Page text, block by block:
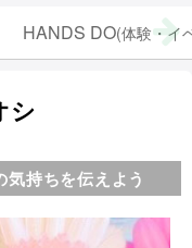
HANDS DO(体験・イ
シ
気持ちを伝えよう